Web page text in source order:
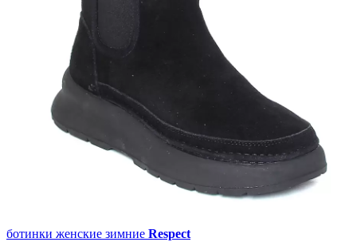
ботинки женские зимние Respect